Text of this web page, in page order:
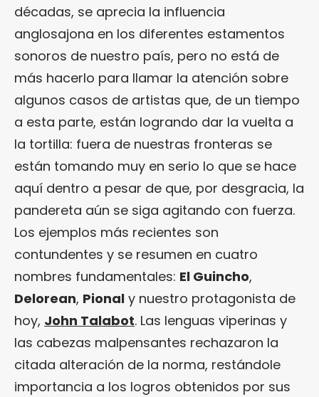
décadas, se aprecia la influencia
anglosajona en los diferentes estamentos
sonoros de nuestro país, pero no está de
más hacerlo para llamar la atención sobre
algunos casos de artistas que, de un tiempo
a esta parte, están logrando dar la vuelta a
la tortilla: fuera de nuestras fronteras se
están tomando muy en serio lo que se hace
aquí dentro a pesar de que, por desgracia, la
pandereta aún se siga agitando con fuerza.
Los ejemplos más recientes son
contundentes y se resumen en cuatro
nombres fundamentales: El Guincho,
Delorean, Pional y nuestro protagonista de
hoy, John Talabot. Las lenguas viperinas y
las cabezas malpensantes rechazaron la
citada alteración de la norma, restándole
importancia a los logros obtenidos por sus